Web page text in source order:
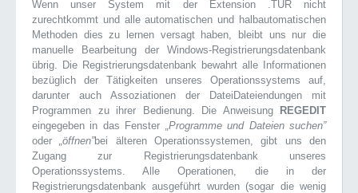
Wenn unser System mit der Extension .TUR nicht
zurechtkommt und alle automatischen und halbautomatischen
Methoden dies zu lernen versagt haben, bleibt uns nur die
manuelle Bearbeitung der Windows-Registrierungsdatenbank
übrig. Die Registrierungsdatenbank bewahrt alle Informationen
bezüglich der Tätigkeiten unseres Operationssystems auf,
darunter auch Assoziationen der DateiDateiendungen mit
Programmen zu ihrer Bedienung. Die Anweisung
REGEDIT
eingegeben in das Fenster „Programme und Dateien suchen”
oder„öffnen”bei älteren Operationssystemen, gibt uns den
Zugang zur Registrierungsdatenbank unseres
Operationssystems. Alle Operationen, die in der
Registrierungsdatenbank ausgeführt wurden (sogar die wenig